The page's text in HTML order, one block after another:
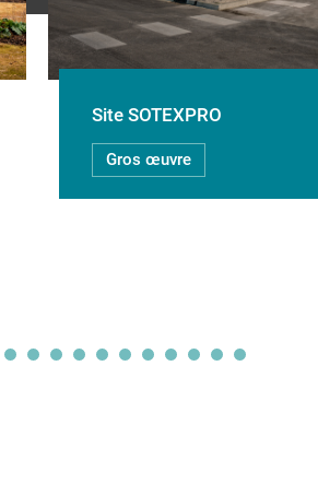
Site SOTEXPRO
Gros œuvre